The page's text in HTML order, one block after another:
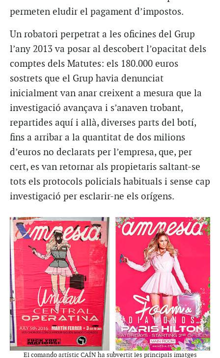
permeten eludir el pagament d’impostos.
Un robatori perpetrat a les oficines del Grup
l’any 2013 va posar al descobert l’opacitat dels
comptes dels Matutes: els 180.000 euros
sostrets que el Grup havia denunciat
inicialment van anar creixent a mesura que la
investigació avançava i s’anaven trobant,
repartides aquí i allà, diverses parts del botí,
fins a arribar a la quantitat de dos milions
d’euros no declarats per l’empresa, que, per
cert, es van retornar als propietaris saltant-se
tots els protocols policials habituals i sense cap
investigació per esclarir-ne els orígens.
El comando artístic CAÍN ha subvertit les principals imatges